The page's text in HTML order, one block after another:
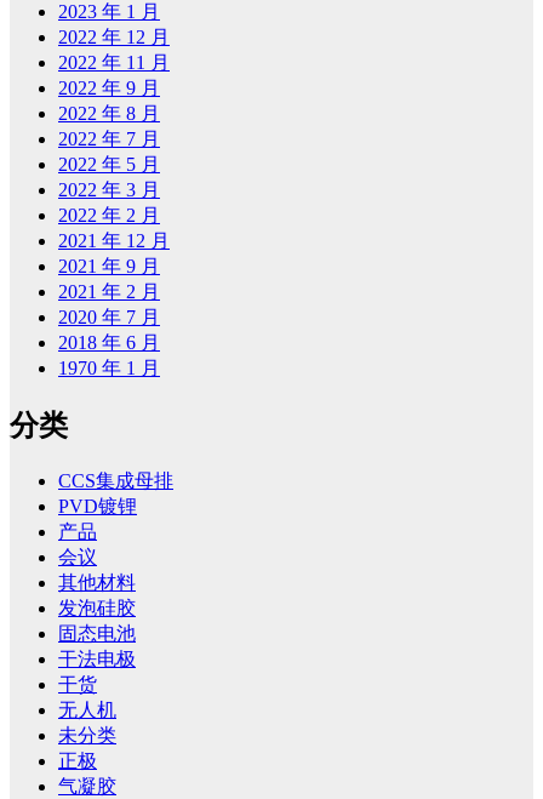
2023 年 1 月
2022 年 12 月
2022 年 11 月
2022 年 9 月
2022 年 8 月
2022 年 7 月
2022 年 5 月
2022 年 3 月
2022 年 2 月
2021 年 12 月
2021 年 9 月
2021 年 2 月
2020 年 7 月
2018 年 6 月
1970 年 1 月
分类
CCS集成母排
PVD镀锂
产品
会议
其他材料
发泡硅胶
固态电池
干法电极
干货
无人机
未分类
正极
气凝胶